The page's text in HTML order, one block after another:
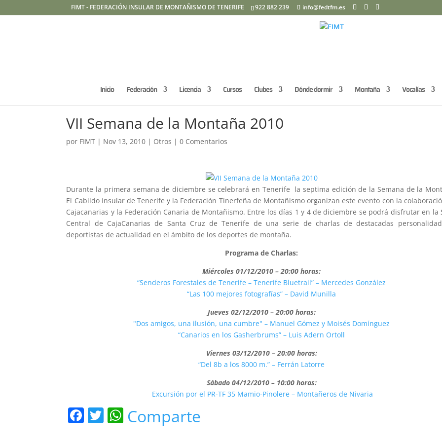
FIMT - FEDERACIÓN INSULAR DE MONTAÑISMO DE TENERIFE 922 882 239 info@fedtfm.es
Inicio Federación Licencia Cursos Clubes Dónde dormir Montaña Vocalías
VII Semana de la Montaña 2010
por FIMT | Nov 13, 2010 | Otros |0 Comentarios
Durante la primera semana de diciembre se celebrará en Tenerife la septima edición de la Semana de la
El Cabildo Insular de Tenerife y la Federación Tinerfeña de Montañismo organizan este evento con la
Cajacanarias y la Federación Canaria de Montañismo. Entre los días 1 y 4 de diciembre se podrá disfrutar en la
Central de CajaCanarias de Santa Cruz de Tenerife de una serie de charlas de destacadas
deportistas de actualidad en el ámbito de los deportes de montaña.
Programa de Charlas:
Miércoles 01/12/2010 – 20:00 horas:
“Senderos Forestales de Tenerife – Tenerife Bluetrail” – Mercedes González
“Las 100 mejores fotografías” – David Munilla
Jueves 02/12/2010 – 20:00 horas:
"Dos amigos, una ilusión, una cumbre" – Manuel Gómez y Moisés Domínguez
“Canarios en los Gasherbrums” – Luis Adern Ortoll
Viernes 03/12/2010 – 20:00 horas:
“Del 8b a los 8000 m.” – Ferrán Latorre
Sábado 04/12/2010 – 10:00 horas:
Excursión por el PR-TF 35 Mamio-Pinolere – Montañeros de Nivaria
F T W
Comparte